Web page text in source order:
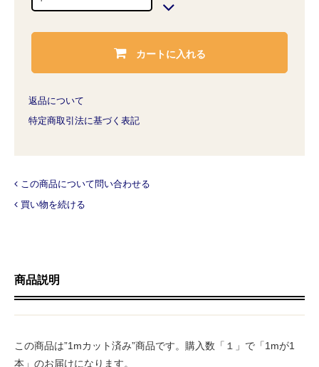
カートに入れる
返品について
特定商取引法に基づく表記
この商品について問い合わせる
買い物を続ける
商品説明
この商品は”1mカット済み”商品です。購入数「１」で「1mが1
本」のお届けになります。